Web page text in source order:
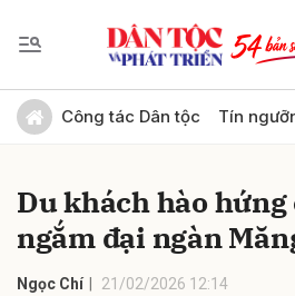
Công tác Dân tộc Tín
Du khách hào
ngắm đại ngàn
Ngọc Chí 21/02/2026 12:14
Gửi bình luận